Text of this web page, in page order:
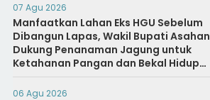
07 Agu 2026
Manfaatkan Lahan Eks HGU Sebelum
Dibangun Lapas, Wakil Bupati Asahan
Dukung Penanaman Jagung untuk
Ketahanan Pangan dan Bekal Hidup
Warga Binaan
06 Agu 2026